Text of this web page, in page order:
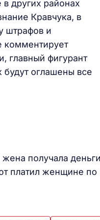
других районах
Кравчука, в
штрафов и
комментирует
главный фигурант
будут оглашены все
жена получала
платил женщине по